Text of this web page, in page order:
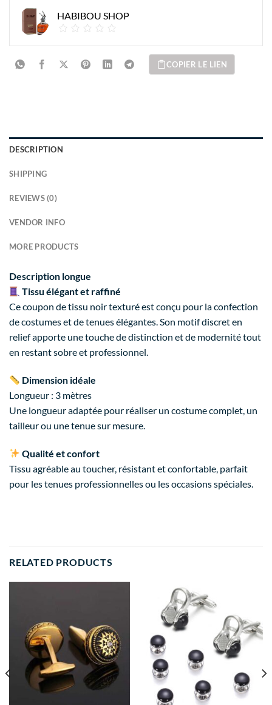
HABIBOU SHOP
COPIER LE LIEN
DESCRIPTION
SHIPPING
REVIEWS (0)
VENDOR INFO
MORE PRODUCTS
Description longue
Tissu élégant et raffiné
Ce coupon de tissu noir texturé est conçu pour la confection
de costumes et de tenues élégantes. Son motif discret en
relief apporte une touche de distinction et de modernité tout
en restant sobre et professionnel.
Dimension idéale
Longueur : 3 mètres
Une longueur adaptée pour réaliser un costume complet, un
tailleur ou une tenue sur mesure.
Qualité et confort
Tissu agréable au toucher, résistant et confortable, parfait
pour les tenues professionnelles ou les occasions spéciales.
RELATED PRODUCTS